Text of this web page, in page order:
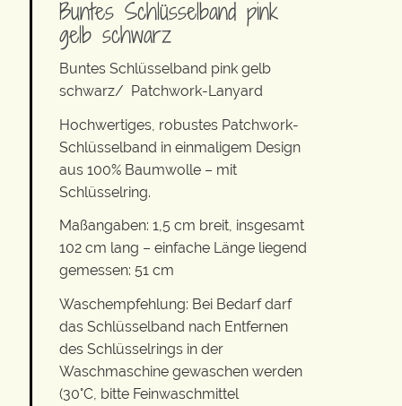
Buntes Schlüsselband pink
gelb schwarz
Buntes Schlüsselband pink gelb
schwarz/ Patchwork-Lanyard
Hochwertiges, robustes Patchwork-
Schlüsselband in einmaligem Design
aus 100% Baumwolle – mit
Schlüsselring.
Maßangaben: 1,5 cm breit, insgesamt
102 cm lang – einfache Länge liegend
gemessen: 51 cm
Waschempfehlung: Bei Bedarf darf
das Schlüsselband nach Entfernen
des Schlüsselrings in der
Waschmaschine gewaschen werden
(30°C, bitte Feinwaschmittel